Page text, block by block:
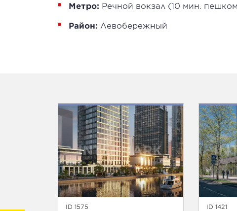
Метро: Речной вокзал (10 мин.
Район: Левобережный
ID 1575 ID 1421